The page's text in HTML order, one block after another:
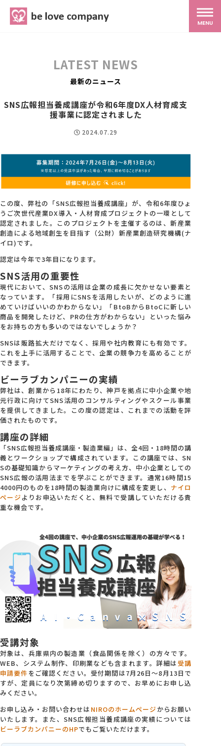
MENU
スタッフ紹介
最新ブログ
会社概要
アクセス
採用情報
お問い合わせ
LATEST NEWS
最新のニュース
SNS広報担当養成講座が令和6年度DX人材育成支
援事業に認定されました
2024.07.29
この度、弊社の「SNS広報担当養成講座」が、令和6年度ひょ
うご次世代産業DX導入・人材育成プロジェクトの一環として
認定されました。このプロジェクトを主催するのは、新産業
創造による地域創生を目指す（公財）新産業創造研究機構(ナ
イロ)です。
認定は今年で3年目になります。
SNS活用の重要性
現代において、SNSの活用は企業の成長に欠かせない要素と
なっています。「採用にSNSを活用したいが、どのように進
めていけばいいのかわからない」「BtoBからBtoCに新しい
商品を開発したけど、PRの仕方がわからない」といった悩み
をお持ちの方も多いのではないでしょうか？
SNSは販路拡大だけでなく、採用や社内教育にも有効です。
これを上手に活用することで、企業の競争力を高めることが
できます。
ビーラブカンパニーの実績
弊社は、創業から18年にわたり、神戸を拠点に中小企業や地
元行政に向けてSNS活用のコンサルティングやスクール事業
を提供してきました。この度の認定は、これまでの活動を評
価されたものです。
講座の詳細
「SNS広報担当養成講座・製造業編」は、全4回・18時間の講
義とワークショップで構成されています。この講座では、SN
Sの基礎知識からマーケティングの考え方、中小企業としての
SNS広報の活用法までを学ぶことができます。通常16時間15
4000円のものを18時間の製造業向けに構成を変更し、 ナイロ
ページよりお申込いただくと、無料で受講していただける貴
重な機会です。
受講対象
対象は、兵庫県内の製造業（食品関係を除く）の方々です。
WEB、システム制作、印刷業なども含まれます。詳細は受講
申請要件をご確認ください。受付期間は7月26日～8月13日で
すが、定員になり次第締め切りますので、お早めにお申し込
みください。
お申し込み・お問い合わせは NIROのホームページからお願い
いたします。また、SNS広報担当養成講座の実績については
ビーラブカンパニーのHPでもご覧いただけます。